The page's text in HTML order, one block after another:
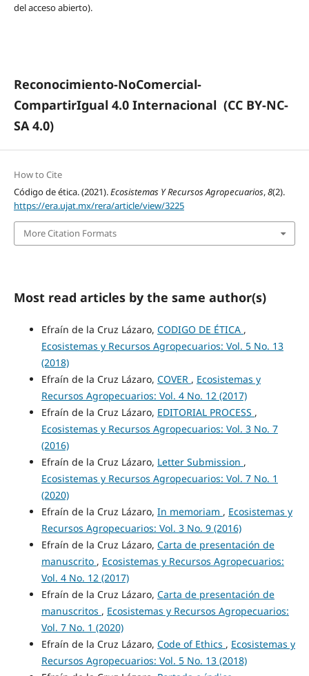
del acceso abierto).
Reconocimiento-NoComercial-
CompartirIgual 4.0 Internacional (CC BY-NC-
SA 4.0)
How to Cite
Código de ética. (2021).Ecosistemas Y Recursos Agropecuarios,8(2).
https://era.ujat.mx/rera/article/view/3225
More Citation Formats
Most read articles by the same author(s)
Efraín de la Cruz Lázaro, CODIGO DE ÉTICA ,
Ecosistemas y Recursos Agropecuarios: Vol. 5 No. 13
(2018)
Efraín de la Cruz Lázaro, COVER , Ecosistemas y
Recursos Agropecuarios: Vol. 4 No. 12 (2017)
Efraín de la Cruz Lázaro, EDITORIAL PROCESS ,
Ecosistemas y Recursos Agropecuarios: Vol. 3 No. 7
(2016)
Efraín de la Cruz Lázaro, Letter Submission ,
Ecosistemas y Recursos Agropecuarios: Vol. 7 No. 1
(2020)
Efraín de la Cruz Lázaro, In memoriam , Ecosistemas y
Recursos Agropecuarios: Vol. 3 No. 9 (2016)
Efraín de la Cruz Lázaro, Carta de presentación de
manuscrito , Ecosistemas y Recursos Agropecuarios:
Vol. 4 No. 12 (2017)
Efraín de la Cruz Lázaro, Carta de presentación de
manuscritos , Ecosistemas y Recursos Agropecuarios:
Vol. 7 No. 1 (2020)
Efraín de la Cruz Lázaro, Code of Ethics , Ecosistemas y
Recursos Agropecuarios: Vol. 5 No. 13 (2018)